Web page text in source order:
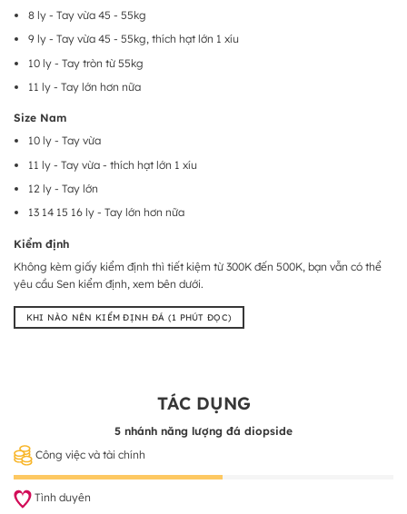
8 ly - Tay vừa 45 - 55kg
9 ly - Tay vừa 45 - 55kg, thích hạt lớn 1 xíu
10 ly - Tay tròn từ 55kg
11 ly - Tay lớn hơn nữa
Size Nam
10 ly - Tay vừa
11 ly - Tay vừa - thích hạt lớn 1 xíu
12 ly - Tay lớn
13 14 15 16 ly - Tay lớn hơn nữa
Kiểm định
Không kèm giấy kiểm định thì tiết kiệm từ 300K đến 500K, bạn vẫn có thể
yêu cầu Sen kiểm định, xem bên dưới.
KHI NÀO NÊN KIỂM ĐỊNH ĐÁ (1 PHÚT ĐỌC)
TÁC DỤNG
5 nhánh năng lượng đá diopside
Công việc và tài chính
Tình duyên